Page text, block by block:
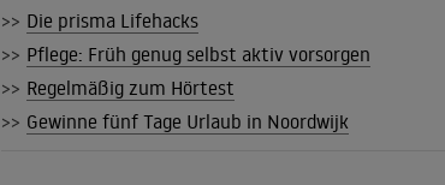
>> Die prisma Lifehacks
>> Pflege: Früh genug selbst aktiv vorsorgen
>> Regelmäßig zum Hörtest
>> Gewinne fünf Tage Urlaub in Noordwijk